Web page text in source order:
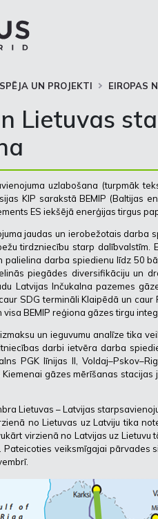
UN PROJEKTI EIROPAS
Lietuvas
uzlabošana (turpmāk
KIP sarakstā BEMIP (Baltijas
ES iekšējā enerģijas tirgus
jaudas un ierobežotais darba
tirdzniecību starp
palielina darba spiedienu līdz 50
piegādes diversifikāciju un
Latvijas Inčukalna pazemes
SDG termināli Klaipēdā un
visa BEMIP reģiona gāzes tirgu
un ieguvumu analīze tika
darbi ietvēra darba
PGK līnijas II,
gāzes mērīšanas
Lietuvas – Latvijas
no Lietuvas uz Latviju tika
virzienā no Latvijas uz
veiksmīgajai pārvades